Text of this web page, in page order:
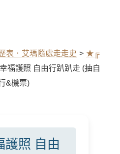
表．艾瑪隨處走走史 > ★╔
福護照 自由行趴趴走 (抽自
&機票)
護照 自由